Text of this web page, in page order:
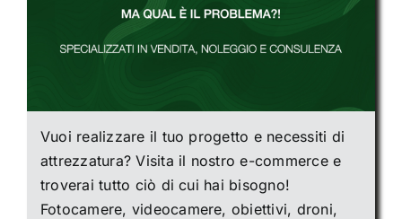
Vuoi realizzare il tuo progetto e necessiti di
attrezzatura? Visita il nostro e-commerce e
troverai tutto ciò di cui hai bisogno!
Fotocamere, videocamere, obiettivi, droni,